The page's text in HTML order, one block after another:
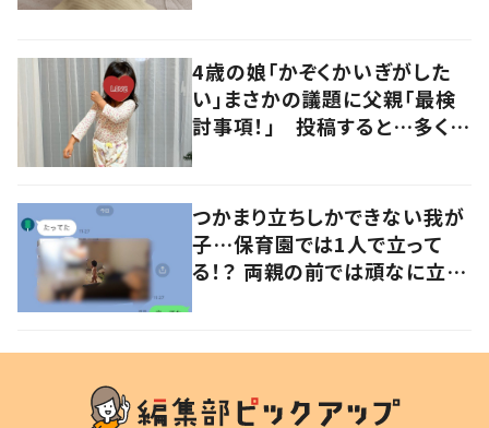
4歳の娘「かぞくかいぎがした
い」まさかの議題に父親「最検
討事項！」 投稿すると…多くの
つかまり立ちしかできない我が
子…保育園では1人で立って
る！？ 両親の前では頑なに立た